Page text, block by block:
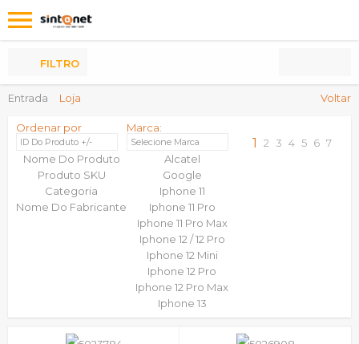
Entrada Loja Voltar
FILTRO
Ordenar por
ID Do Produto +/-
Nome Do Produto
Produto SKU
Categoria
Nome Do Fabricante
Marca:
Selecione Marca
Alcatel
Google
Iphone 11
Iphone 11 Pro
Iphone 11 Pro Max
Iphone 12 / 12 Pro
Iphone 12 Mini
Iphone 12 Pro
Iphone 12 Pro Max
Iphone 13
Iphone 13 Mini
1 2 3 4 5 6 7